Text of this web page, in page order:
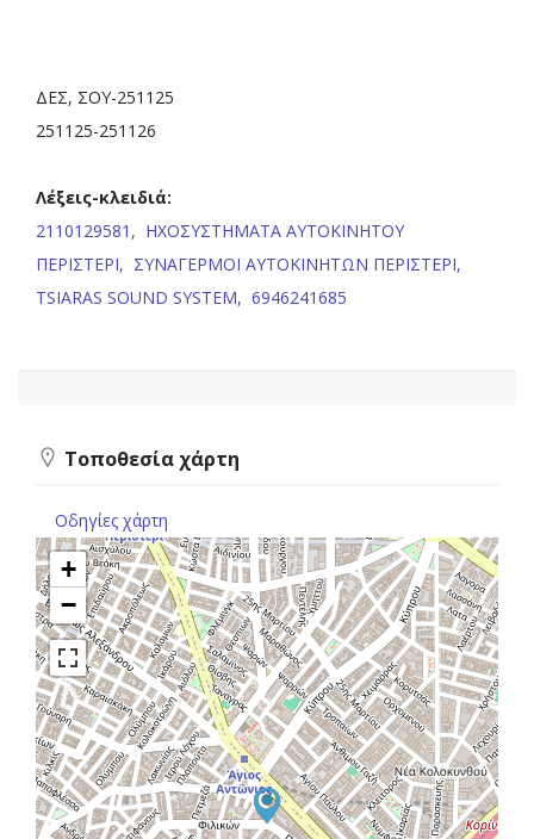
ΔΕΣ, ΣΟΥ-251125
251125-251126
Λέξεις-κλειδιά:
2110129581, ΗΧΟΣΥΣΤΗΜΑΤΑ ΑΥΤΟΚΙΝΗΤΟΥ
ΠΕΡΙΣΤΕΡΙ, ΣΥΝΑΓΕΡΜΟΙ ΑΥΤΟΚΙΝΗΤΩΝ ΠΕΡΙΣΤΕΡΙ,
TSIARAS SOUND SYSTEM, 6946241685
Τοποθεσία χάρτη
Οδηγίες χάρτη
+
−